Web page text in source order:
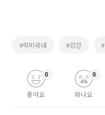
#럭비국대 #강간
좋아요
0
화나요
0